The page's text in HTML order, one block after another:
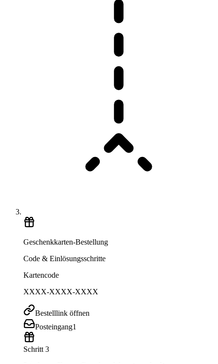
Geschenkkarten-Bestellung
Code & Einlösungsschritte
Kartencode
XXXX-XXXX-XXXX
Bestelllink öffnen
Posteingang1
Schritt 3